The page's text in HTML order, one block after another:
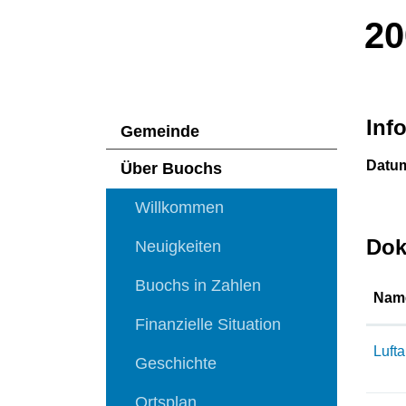
Gemeinde
Über Buochs
Willkommen
Neuigkeiten
Buochs in Zahlen
Finanzielle Situation
Geschichte
Ortsplan